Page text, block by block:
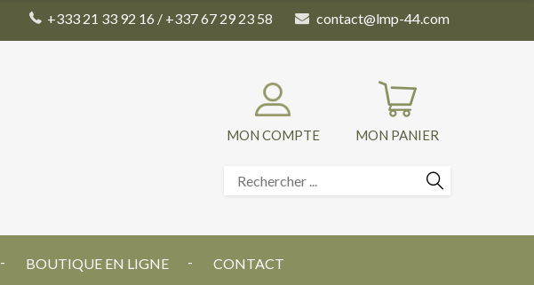
+333 21 33 92 16 / +337 67 29 23 58 contact@lmp-44.com
MON COMPTE MON PANIER
BOUTIQUE EN LIGNE CONTACT